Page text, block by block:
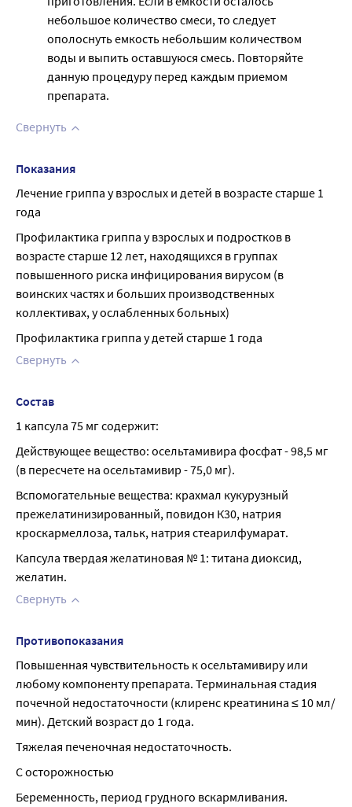
небольшое количество смеси, то следует
ополоснуть емкость небольшим количеством
воды и выпить оставшуюся смесь. Повторяйте
данную процедуру перед каждым приемом
препарата.
Свернуть
Показания
Лечение гриппа у взрослых и детей в возрасте старше 1
года
Профилактика гриппа у взрослых и подростков в
возрасте старше 12 лет, находящихся в группах
повышенного риска инфицирования вирусом (в
воинских частях и больших производственных
коллективах, у ослабленных больных)
Профилактика гриппа у детей старше 1 года
Свернуть
Состав
1 капсула 75 мг содержит:
Действующее вещество: осельтамивира фосфат - 98,5 мг
(в пересчете на осельтамивир - 75,0 мг).
Вспомогательные вещества: крахмал кукурузный
прежелатинизированный, повидон К30, натрия
кроскармеллоза, тальк, натрия стеарилфумарат.
Капсула твердая желатиновая № 1: титана диоксид,
желатин.
Свернуть
Противопоказания
Повышенная чувствительность к осельтамивиру или
любому компоненту препарата. Терминальная стадия
почечной недостаточности (клиренс креатинина ≤ 10 мл/
мин). Детский возраст до 1 года.
Тяжелая печеночная недостаточность.
С осторожностью
Беременность, период грудного вскармливания.